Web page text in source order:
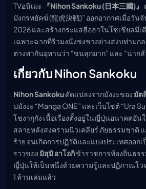
ตา
เม
ตา
เมะ
TVอนิเมะ 『Nihon Sankoku (日本三國)』
มังกรพยัคฆ์ (龍虎決戦)” ออกอากาศเมื่อวัน
2026 และสร้างกระแสฮือฮาในโซเชียลมีเ
เฉพาะฉากที่ริวมงนั่งชงชาอย่างสงบท่ามก
ต่างพากันอุทานว่า “ขนลุกมาก” และ “น่ากลั
เกี่ยวกับ Nihon Sankoku
Nihon Sankokuดัดแปลงจากมังงะของ มัต
ปมังงะ “Manga ONE” และเว็บไซต์ “Ura
โชงากุกัง เนื้อเรื่องตั้งอยู่ในญี่ปุ่นอนาคตอัน
สลายหลังสงครามนิวเคลียร์ ภัยธรรมชาติ
ร้าย จนเกิดการปฏิวัติและแบ่งประเทศออก
ราวของ มิสุมิ อาโอกิข้าราชการท้องถิ่นธร
ญี่ปุ่นให้เป็นหนึ่งด้วยความรู้และปฏิภาณโว
1 ล้านเล่มแล้ว